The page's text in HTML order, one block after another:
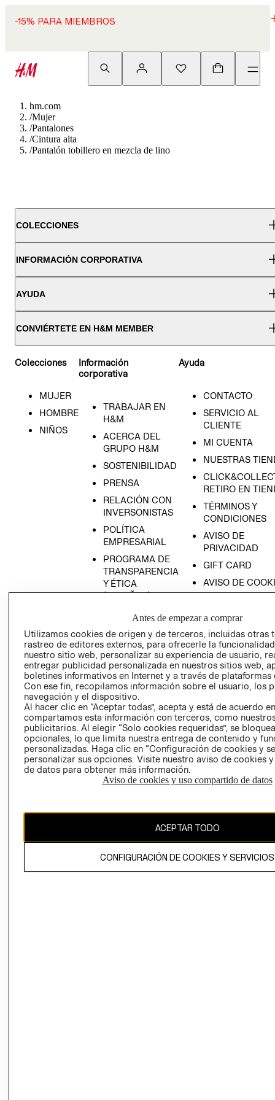
-15% PARA MIEMBROS
hm.com
/Mujer
/Pantalones
/Cintura alta
/Pantalón tobillero en mezcla de lino
COLECCIONES
INFORMACIÓN CORPORATIVA
AYUDA
CONVIÉRTETE EN H&M MEMBER
Colecciones
MUJER
HOMBRE
NIÑOS
Información
corporativa
TRABAJAR EN
H&M
ACERCA DEL
GRUPO H&M
SOSTENIBILIDAD
PRENSA
RELACIÓN CON
INVERSONISTAS
POLÍTICA
EMPRESARIAL
PROGRAMA DE
TRANSPARENCIA
Y ÉTICA
(ESPAÑOL)
PROGRAMA DE
Y ÉTICA (INGLÉS)
Ayuda
CONTACTO
SERVICIO AL
CLIENTE
MI CUENTA
NUESTRAS
RETIRO EN
TÉRMINOS Y
CONDICIONES
AVISO DE
PRIVACIDAD
GIFT CARD
AVISO DE
COMERCIO - SIC
PETICIONES
QUEJAS Y
RECLAMOS
Colombia ($)
CAMBIAR REGIÓN
El contenido de esta página web está protegido por copyright y es
Antes de empezar a comprar
Utilizamos cookies de origen y de terceros, incluidas otras
rastreo de editores externos, para ofrecerle la
nuestro sitio web, personalizar su experiencia de usuario,
entregar publicidad personalizada en nuestros sitios web,
boletines informativos en Internet y a través de plataformas
Con ese fin, recopilamos información sobre el usuario, los
navegación y el dispositivo.
Al hacer clic en “Aceptar todas”, acepta y está de acuerdo
compartamos esta información con terceros, como
publicitarios. Al elegir “Solo cookies requeridas”, se
opcionales, lo que limita nuestra entrega de contenido y
personalizadas. Haga clic en “Configuración de cookies y
personalizar sus opciones. Visite nuestro aviso de cookies
de datos para obtener más información.
Aviso de cookies y uso compartido de datos
ACEPTAR TODO
CONFIGURACIÓN DE COOKIES Y SERVICIOS